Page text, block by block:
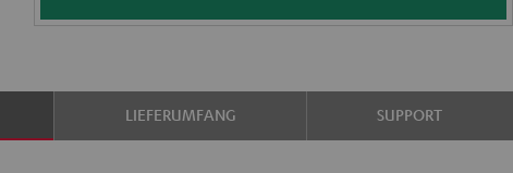
LIEFERUMFANG SUPPORT